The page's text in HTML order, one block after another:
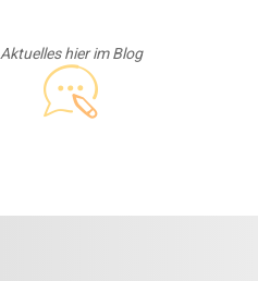
Aktuelles hier im Blog